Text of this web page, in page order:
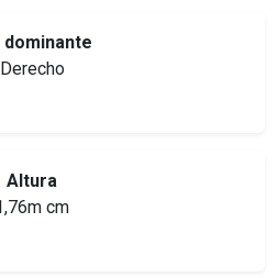
dominante
Derecho
Altura
cm